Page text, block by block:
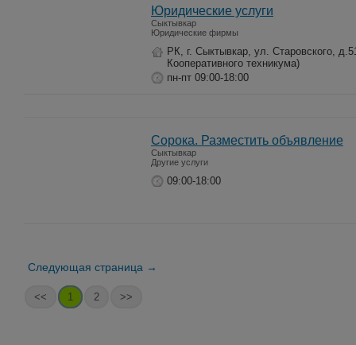
Юридические услуги
Сыктывкар
Юридические фирмы
РК, г. Сыктывкар, ул. Старовского,
Кооперативного техникума)
пн-пт 09:00-18:00
Сорока. Разместить объявление
Сыктывкар
Другие услуги
09:00-18:00
Следующая страница →
<< 1 2 >>